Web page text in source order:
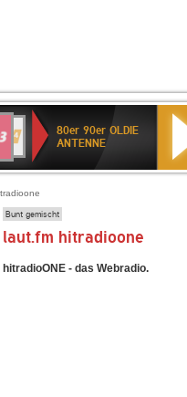
80er 90er OLDIE
ANTENNE
Bunt gemischt
laut.fm hitradioone
hitradioONE - das Webradio.